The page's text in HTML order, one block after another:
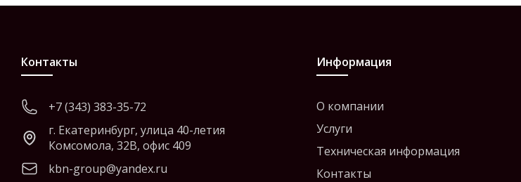
Контакты
+7 (343) 383-35-72
г. Екатеринбург, улица 40-летия
Комсомола, 32В, офис 409
kbn-group@yandex.ru
Информация
О компании
Услуги
Техническая информация
Контакты